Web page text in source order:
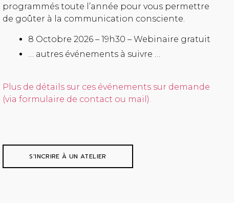
programmés toute l’année pour vous permettre
de goûter à la communication consciente.
8 Octobre 2026 – 19h30 – Webinaire gratuit
… autres événements à suivre …
Plus de détails sur ces événements sur demande
(via formulaire de contact ou mail).
S'INCRIRE À UN ATELIER